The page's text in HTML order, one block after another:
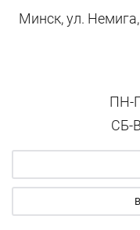
Минск, ул.
ПН-
СБ-